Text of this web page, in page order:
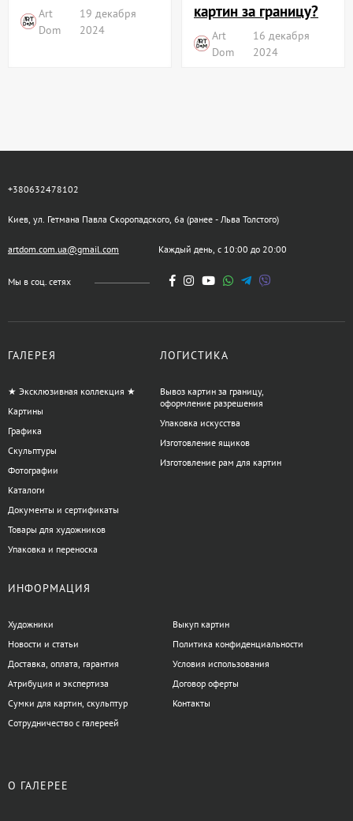
Art
Dom
19 декабря
2024
картин за границу?
Art
Dom
16 декабря
2024
+380632478102
Киев, ул. Гетмана Павла Скоропадского, 6а (ранее - Льва Толстого)
artdom.com.ua@gmail.com Каждый день, с 10:00 до 20:00
Мы в соц. сетях
ГАЛЕРЕЯ
★ Эксклюзивная коллекция ★
Картины
Графика
Скульптуры
Фотографии
Каталоги
Документы и сертификаты
Товары для художников
Упаковка и переноска
ЛОГИСТИКА
Вывоз картин за границу,
оформление разрешения
Упаковка искусства
Изготовление ящиков
Изготовление рам для картин
ИНФОРМАЦИЯ
Художники
Новости и статьи
Доставка, оплата, гарантия
Атрибуция и экспертиза
Сумки для картин, скульптур
Сотрудничество с галереей
Выкуп картин
Политика конфиденциальности
Условия использования
Договор оферты
Контакты
О ГАЛЕРЕЕ